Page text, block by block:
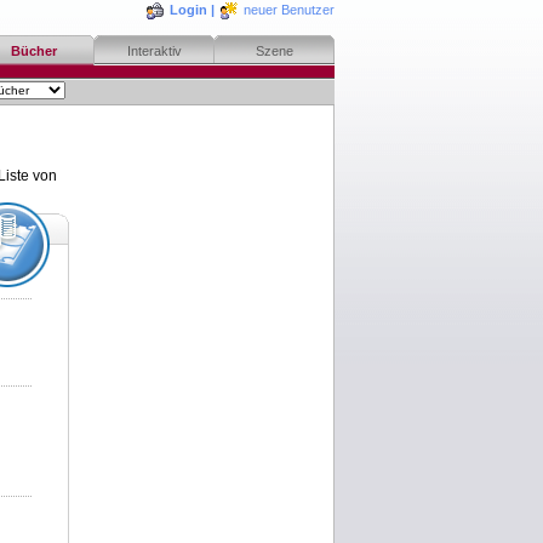
Login | neuer Benutzer
Bücher Interaktiv Szene
von